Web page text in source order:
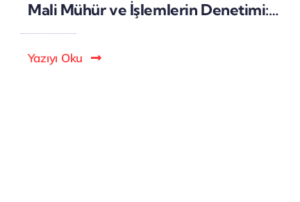
Mali Mühür ve İşlemlerin Denetimi: Dijital Sistemlerde İzleme ve Kontrol
Yazıyı Oku